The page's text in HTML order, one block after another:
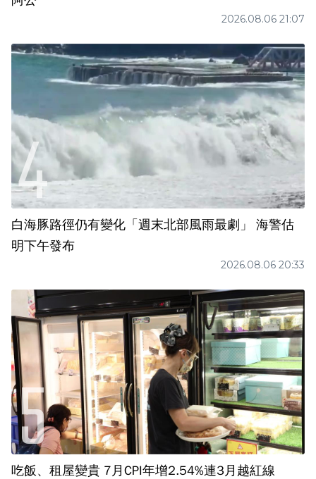
2026.08.06 21:07
白海豚路徑仍有變化「週末北部風雨最劇」 海警估
明下午發布
2026.08.06 20:33
吃飯、租屋變貴 7月CPI年增2.54%連3月越紅線